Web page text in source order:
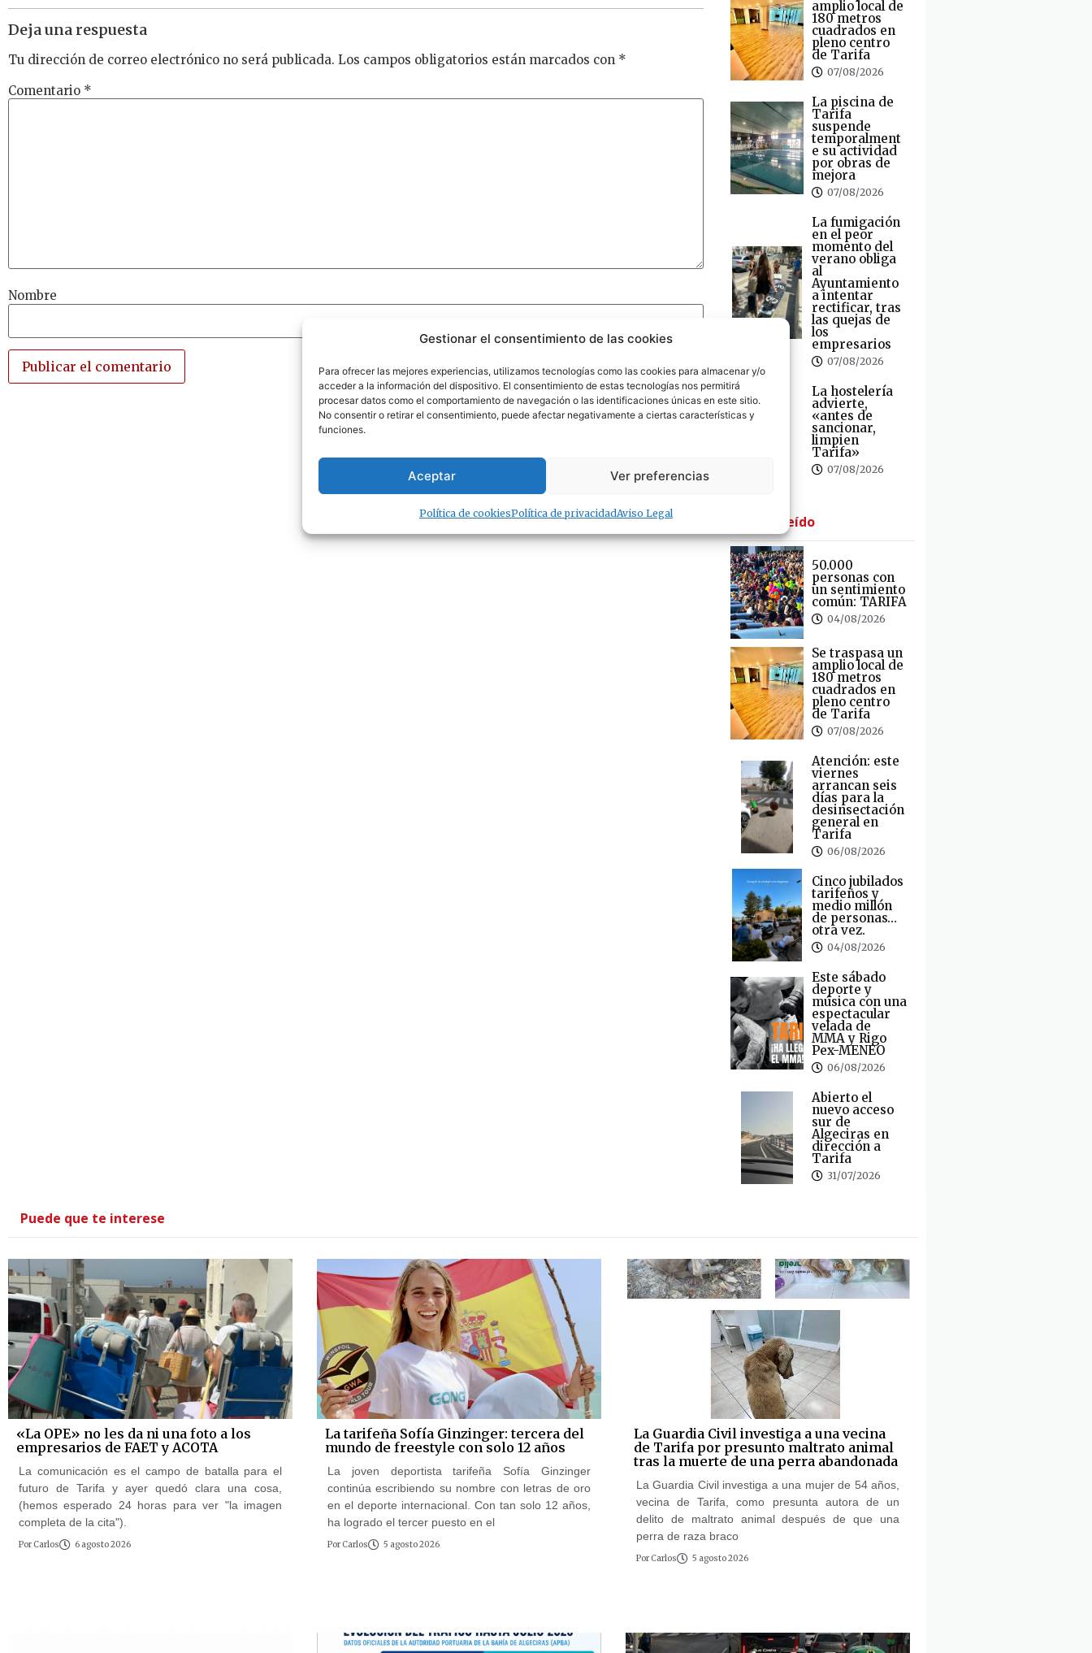
Gestionar el consentimiento de las cookies
Para ofrecer las mejores experiencias, utilizamos tecnologías como las cookies para almacenar y/o
acceder a la información del dispositivo. El consentimiento de estas tecnologías nos permitirá
procesar datos como el comportamiento de navegación o las identificaciones únicas en este sitio.
No consentir o retirar el consentimiento, puede afectar negativamente a ciertas características y
funciones.
Aceptar Ver preferencias
Política de cookiesPolítica de privacidadAviso Legal
Deja una respuesta
Tu dirección de correo electrónico no será publicada. Los campos obligatorios están marcados con *
Comentario *
Nombre
amplio local de
180 metros
cuadrados en
pleno centro
de Tarifa
07/08/2026
La piscina de
Tarifa
suspende
temporalment
e su actividad
por obras de
mejora
07/08/2026
La fumigación
en el peor
momento del
verano obliga
al
Ayuntamiento
a intentar
rectificar, tras
las quejas de
los
empresarios
07/08/2026
La hostelería
advierte,
«antes de
sancionar,
limpien
Tarifa»
07/08/2026
· Lo + Leído
50.000
personas con
un sentimiento
común: TARIFA
04/08/2026
Se traspasa un
amplio local de
180 metros
cuadrados en
pleno centro
de Tarifa
07/08/2026
Atención: este
viernes
arrancan seis
días para la
desinsectación
general en
Tarifa
06/08/2026
Cinco jubilados
tarifeños y
medio millón
de personas…
otra vez.
04/08/2026
Este sábado
deporte y
música con una
espectacular
velada de
MMA y Rigo
Pex-MENEO
06/08/2026
Abierto el
nuevo acceso
sur de
Algeciras en
dirección a
Tarifa
31/07/2026
Puede que te interese
«La OPE» no les da ni una foto a los
empresarios de FAET y ACOTA
La comunicación es el campo de batalla para el
futuro de Tarifa y ayer quedó clara una cosa,
(hemos esperado 24 horas para ver "la imagen
completa de la cita").
Por Carlos 6 agosto 2026
La tarifeña Sofía Ginzinger: tercera del
mundo de freestyle con solo 12 años
La joven deportista tarifeña Sofía Ginzinger
continúa escribiendo su nombre con letras de oro
en el deporte internacional. Con tan solo 12 años,
ha logrado el tercer puesto en el
Por Carlos 5 agosto 2026
La Guardia Civil investiga a una vecina
de Tarifa por presunto maltrato animal
tras la muerte de una perra abandonada
La Guardia Civil investiga a una mujer de 54 años,
vecina de Tarifa, como presunta autora de un
delito de maltrato animal después de que una
perra de raza braco
Por Carlos 5 agosto 2026